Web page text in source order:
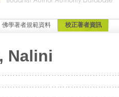
佛學著者規範資料 校正著者資訊
Nalini